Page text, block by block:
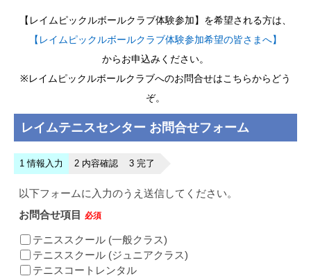
【レイムピックルボールクラブ体験参加】を希望される方は、
【レイムピックルボールクラブ体験参加希望の皆さまへ】
からお申込みください。
※レイムピックルボールクラブへのお問合せはこちらからどう
ぞ。